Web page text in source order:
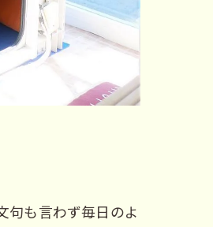
句も言わず毎日のよ